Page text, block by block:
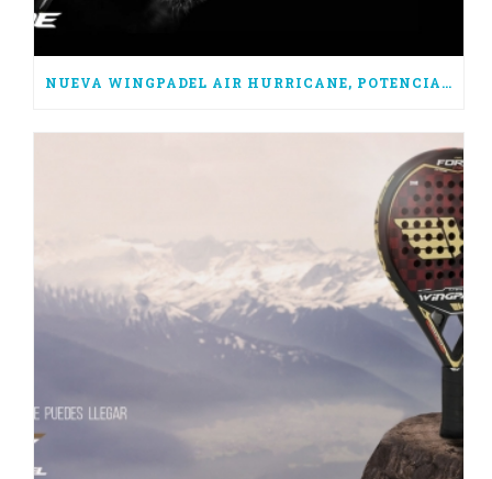
NUEVA WINGPADEL AIR HURRICANE, POTENCIA PURA